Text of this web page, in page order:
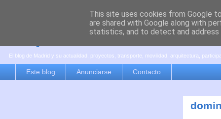
es por madrid
El blog de Madrid y su actualidad, proyectos, transporte, movilidad, arquitectura,
Este blog Anunciarse Contacto
This site uses cookies from Google
are shared with Google along with
statistics, and to detect and address